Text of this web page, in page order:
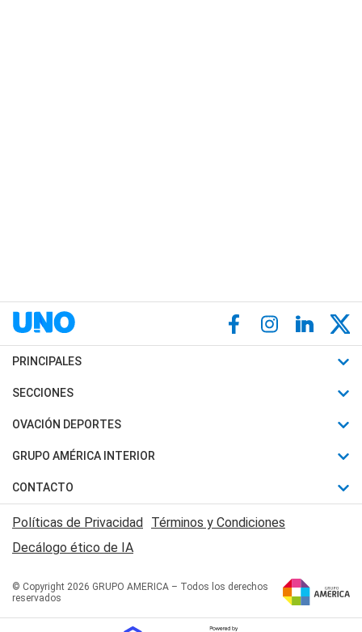
PRINCIPALES
Últimas Noticias
Política
Judiciales
Economia
SECCIONES
Horóscopo
Motores
Trucos caseros
Series y Películas
Edictos y Solicitadas
OVACIÓN DEPORTES
Fútbol
Mundial
Automovilismo
Rugby
Básquet
GRUPO AMÉRICA INTERIOR
Canal 7 en Vivo
San Juan 8
CONTACTO
Acerca de Nosotros
Contactanos
Políticas de Privacidad Términos y Condiciones
Decálogo ético de IA
© Copyright 2026 GRUPO AMERICA – Todos los derechos
reservados